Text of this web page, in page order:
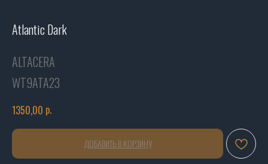
Atlantic Dark
ALTACERA
WT9ATA23
1350,00 р.
ДОБАВИТЬ В КОРЗИНУ